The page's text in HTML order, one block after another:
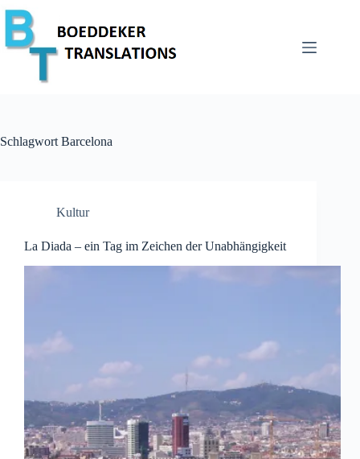
Zum
Inhalt
springen
Schlagwort Barcelona
Kultur
La Diada – ein Tag im Zeichen der Unabhängigkeit